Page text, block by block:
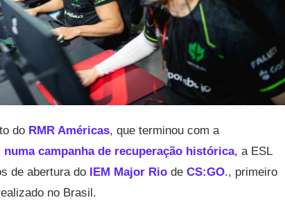
do RMR Américas, que terminou com a
campanha de recuperação histórica, a ESL
de abertura do IEM Major Rio de CS:GO., primeiro
no Brasil.